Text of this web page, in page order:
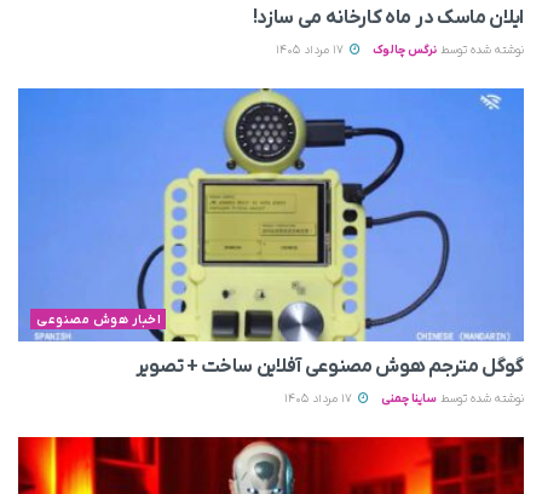
ایلان ماسک در ماه کارخانه می سازد!
نوشته شده توسط نرگس چالوک
اخبار هوش مصنوعی
گوگل مترجم هوش مصنوعی آفلاین ساخت + تصویر
نوشته شده توسط ساینا چمنی